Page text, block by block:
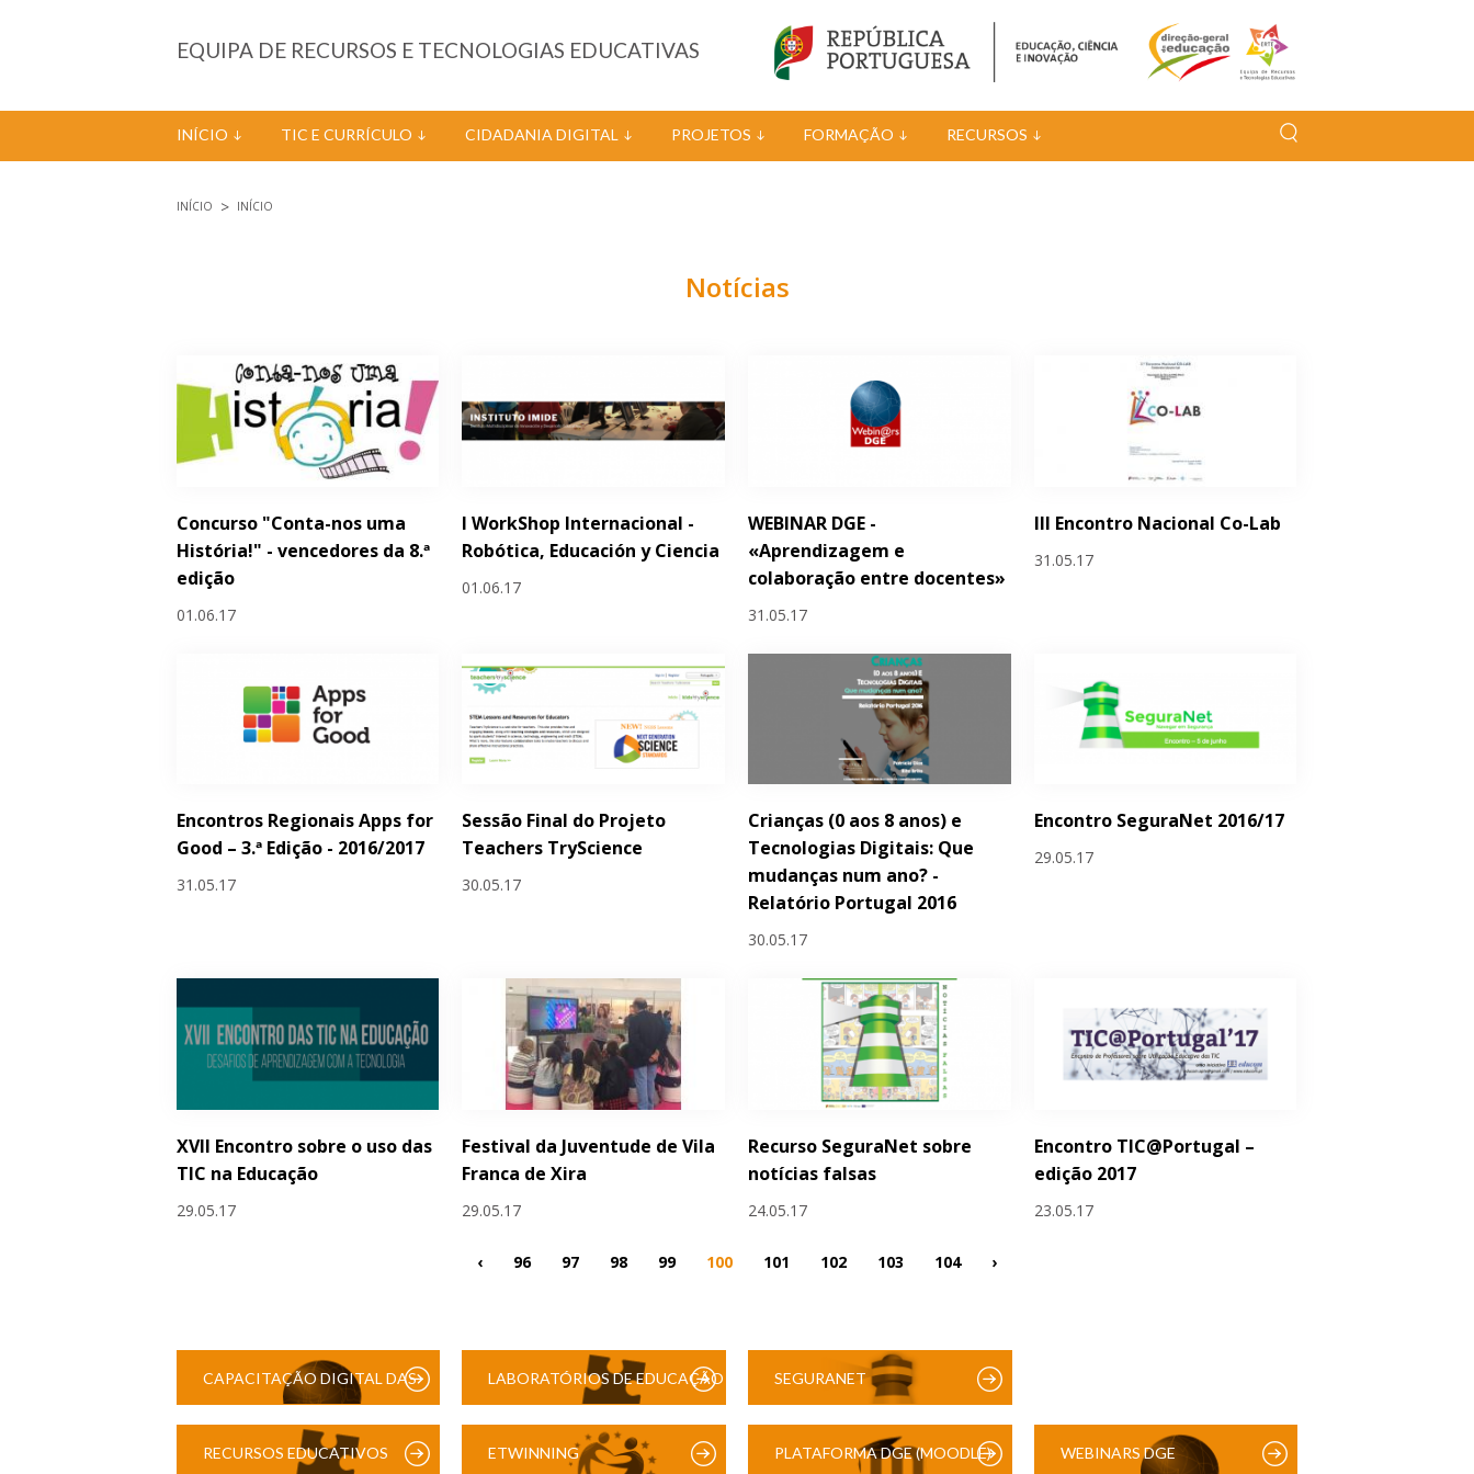
EQUIPA DE RECURSOS E TECNOLOGIAS EDUCATIVAS
INÍCIO TIC E CURRÍCULO CIDADANIA DIGITAL PROJETOS FORMAÇÃO RECURSOS
INÍCIO INÍCIO
Notícias
Concurso "Conta-nos uma
História!" - vencedores da 8.ª
edição
01.06.17
I WorkShop Internacional -
Robótica, Educación y Ciencia
01.06.17
WEBINAR DGE -
«Aprendizagem e
colaboração entre docentes»
31.05.17
III Encontro Nacional Co-Lab
31.05.17
Encontros Regionais Apps for
Good – 3.ª Edição - 2016/2017
31.05.17
Sessão Final do Projeto
Teachers TryScience
30.05.17
Crianças (0 aos 8 anos) e
Tecnologias Digitais: Que
mudanças num ano? -
Relatório Portugal 2016
30.05.17
Encontro SeguraNet 2016/17
29.05.17
XVII Encontro sobre o uso das
TIC na Educação
29.05.17
Festival da Juventude de Vila
Franca de Xira
29.05.17
Recurso SeguraNet sobre
notícias falsas
24.05.17
Encontro TIC@Portugal –
edição 2017
23.05.17
Páginas
‹ 96 97 98 99 100 101 102 103 104 ›
CAPACITAÇÃO DIGITAL DAS LABORATÓRIOS DE EDUCAÇÃO SEGURANET
RECURSOS EDUCATIVOS ETWINNING PLATAFORMA DGE (MOODLE) WEBINARS DGE